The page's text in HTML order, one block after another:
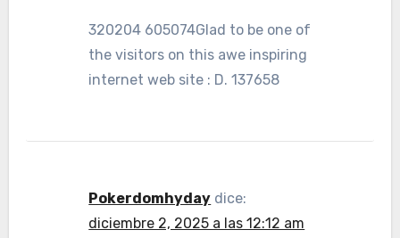
320204 605074Glad to be one of
the visitors on this awe inspiring
internet web site : D. 137658
Pokerdomhyday dice:
diciembre 2, 2025 a las 12:12 am